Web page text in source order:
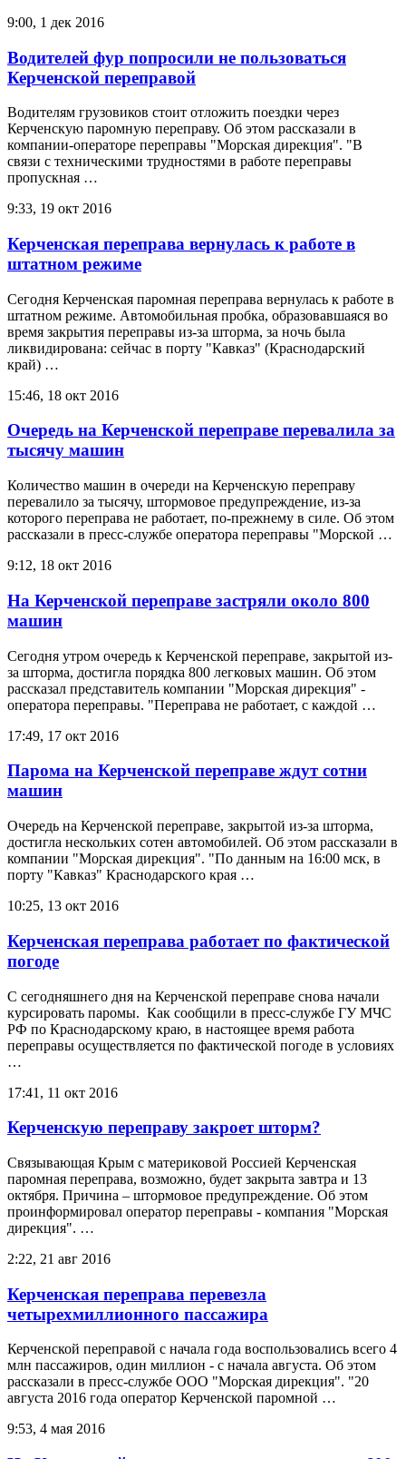
9:00, 1 дек 2016
Водителей фур попросили не пользоваться
Керченской переправой
Водителям грузовиков стоит отложить поездки через
Керченскую паромную переправу. Об этом рассказали в
компании-операторе переправы "Морская дирекция". "В
связи с техническими трудностями в работе переправы
пропускная …
9:33, 19 окт 2016
Керченская переправа вернулась к работе в
штатном режиме
Сегодня Керченская паромная переправа вернулась к работе в
штатном режиме. Автомобильная пробка, образовавшаяся во
время закрытия переправы из-за шторма, за ночь была
ликвидирована: сейчас в порту "Кавказ" (Краснодарский
край) …
15:46, 18 окт 2016
Очередь на Керченской переправе перевалила за
тысячу машин
Количество машин в очереди на Керченскую переправу
перевалило за тысячу, штормовое предупреждение, из-за
которого переправа не работает, по-прежнему в силе. Об этом
рассказали в пресс-службе оператора переправы "Морской …
9:12, 18 окт 2016
На Керченской переправе застряли около 800
машин
Сегодня утром очередь к Керченской переправе, закрытой из-
за шторма, достигла порядка 800 легковых машин. Об этом
рассказал представитель компании "Морская дирекция" -
оператора переправы. "Переправа не работает, с каждой …
17:49, 17 окт 2016
Парома на Керченской переправе ждут сотни
машин
Очередь на Керченской переправе, закрытой из-за шторма,
достигла нескольких сотен автомобилей. Об этом рассказали в
компании "Морская дирекция". "По данным на 16:00 мск, в
порту "Кавказ" Краснодарского края …
10:25, 13 окт 2016
Керченская переправа работает по фактической
погоде
С сегодняшнего дня на Керченской переправе снова начали
курсировать паромы. Как сообщили в пресс-службе ГУ МЧС
РФ по Краснодарскому краю, в настоящее время работа
переправы осуществляется по фактической погоде в условиях
…
17:41, 11 окт 2016
Керченскую переправу закроет шторм?
Связывающая Крым с материковой Россией Керченская
паромная переправа, возможно, будет закрыта завтра и 13
октября. Причина – штормовое предупреждение. Об этом
проинформировал оператор переправы - компания "Морская
дирекция". …
2:22, 21 авг 2016
Керченская переправа перевезла
четырехмиллионного пассажира
Керченской переправой с начала года воспользовались всего 4
млн пассажиров, один миллион - с начала августа. Об этом
рассказали в пресс-службе ООО "Морская дирекция". "20
августа 2016 года оператор Керченской паромной …
9:53, 4 мая 2016